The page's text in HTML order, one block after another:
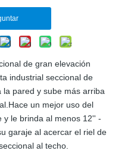
de gran elevación
industrial seccional de
pared y sube más arriba
un mejor uso del
y le brinda al menos 12'' -
garaje al acercar el riel de
al techo.